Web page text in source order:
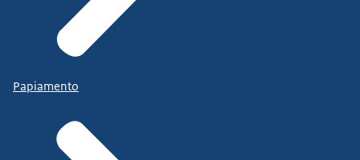
Papiamento